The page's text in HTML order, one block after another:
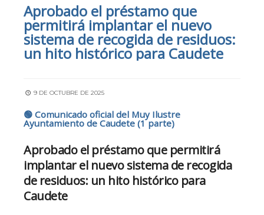
Aprobado el préstamo que
permitirá implantar el nuevo
sistema de recogida de residuos:
un hito histórico para Caudete
9 DE OCTUBRE DE 2025
🟢 Comunicado oficial del Muy Ilustre
Ayuntamiento de Caudete (1 parte)
Aprobado el préstamo que permitirá
implantar el nuevo sistema de recogida
de residuos: un hito histórico para
Caudete